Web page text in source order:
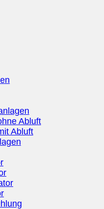
Abluft
Abluft